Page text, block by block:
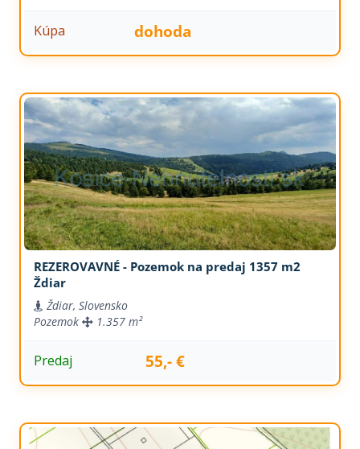
Kúpa dohoda
REZEROVAVNÉ - Pozemok na predaj 1357 m2
Ždiar
Ždiar, Slovensko
Pozemok
1.357 m²
Predaj 55,- €